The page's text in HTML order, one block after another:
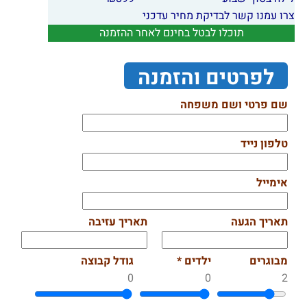
צרו עמנו קשר לבדיקת מחיר עדכני
תוכלו לבטל בחינם לאחר ההזמנה
לפרטים והזמנה
שם פרטי ושם משפחה
טלפון נייד
אימייל
תאריך הגעה תאריך עזיבה
מבוגרים
2
ילדים *
0
גודל קבוצה
0